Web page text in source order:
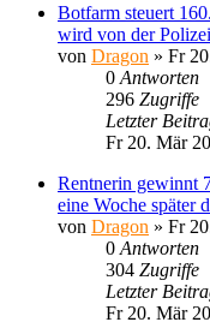
Botfarm steuert
wird von der
von Dragon » Fr
0 Antworten
296 Zugriffe
Letzter
Fr 20. Mär
Rentnerin gewinnt
eine Woche später
von Dragon » Fr
0 Antworten
304 Zugriffe
Letzter
Fr 20. Mär